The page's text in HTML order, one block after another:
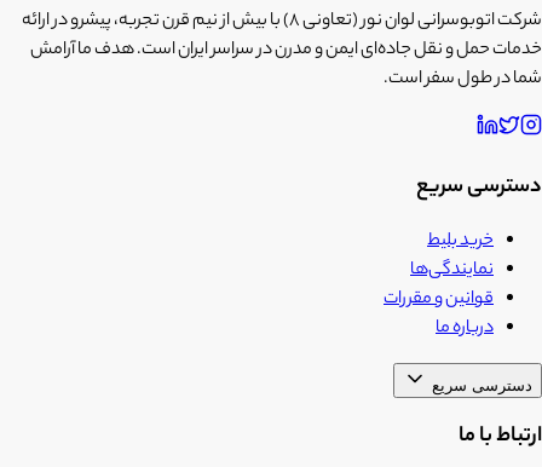
شرکت اتوبوسرانی لوان نور (تعاونی ۸) با بیش از نیم قرن تجربه، پیشرو در ارائه
خدمات حمل و نقل جاده‌ای ایمن و مدرن در سراسر ایران است. هدف ما آرامش
شما در طول سفر است.
دسترسی سریع
خرید بلیط
نمایندگی‌ها
قوانین و مقررات
درباره ما
دسترسی سریع
ارتباط با ما